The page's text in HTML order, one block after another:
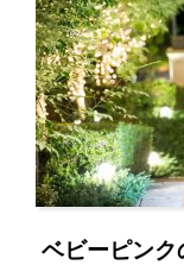
ベビーピン